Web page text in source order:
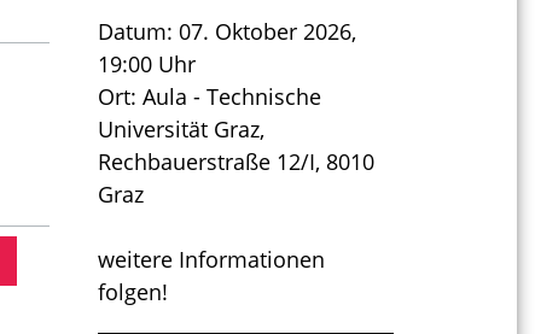
Datum: 07. Oktober 2026,
19:00 Uhr
Ort: Aula - Technische
Universität Graz,
Rechbauerstraße 12/I, 8010
Graz
weitere Informationen
folgen!